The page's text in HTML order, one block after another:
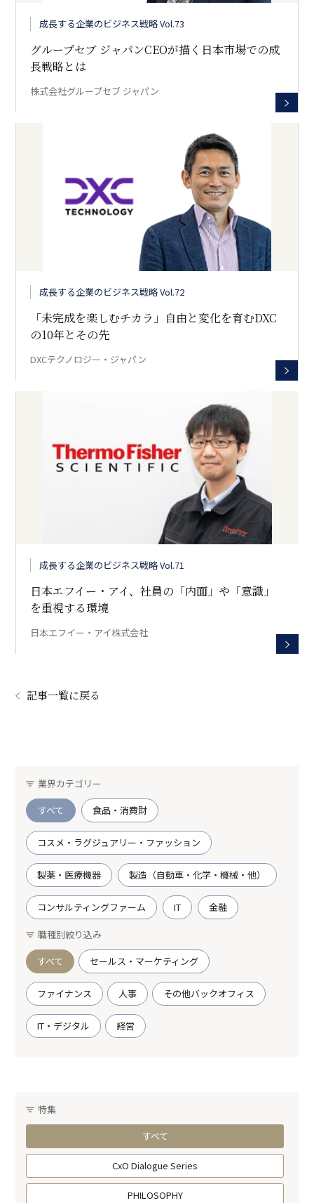
成長する企業のビジネス戦略 Vol.73
グループセブ ジャパンCEOが描く日本市場での成
長戦略とは
株式会社グループセブ ジャパン
成長する企業のビジネス戦略 Vol.72
「未完成を楽しむチカラ」――自由と変化を育むDXC
の10年とその先
DXCテクノロジー・ジャパン
成長する企業のビジネス戦略 Vol.71
日本エフイー・アイ、社員の「内面」や「意識」
を重視する環境
日本エフイー・アイ株式会社
記事一覧に戻る
業界カテゴリー
すべて
食品・消費財
コスメ・ラグジュアリー・ファッション
製薬・医療機器 製造（自動車・化学・機械・他）
コンサルティングファーム IT 金融
職種別絞り込み
すべて
セールス・マーケティング
ファイナンス 人事 その他バックオフィス
IT・デジタル 経営
特集
すべて
CxO Dialogue Series
PHILOSOPHY